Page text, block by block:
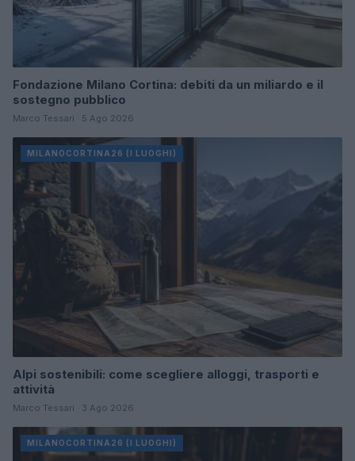
Fondazione Milano Cortina: debiti da un miliardo e il
sostegno pubblico
Marco Tessari · 5 Ago 2026
MILANOCORTINA26 (I LUOGHI)
Alpi sostenibili: come scegliere alloggi, trasporti e
attività
Marco Tessari · 3 Ago 2026
MILANOCORTINA26 (I LUOGHI)